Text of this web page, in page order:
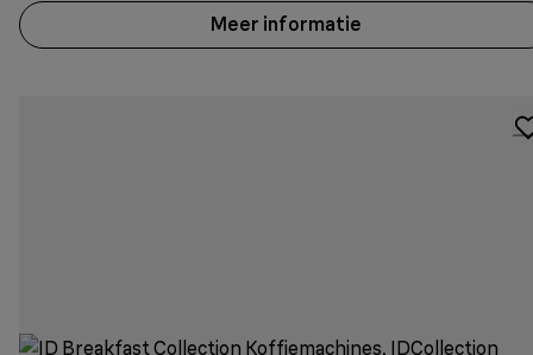
Meer informatie